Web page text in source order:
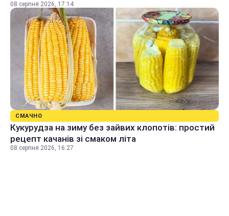
08 серпня 2026, 17:14
СМАЧНО
Кукурудза на зиму без зайвих клопотів: простий
рецепт качанів зі смаком літа
08 серпня 2026, 16:27